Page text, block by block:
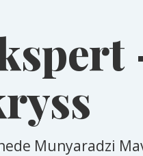
Munyaradzi